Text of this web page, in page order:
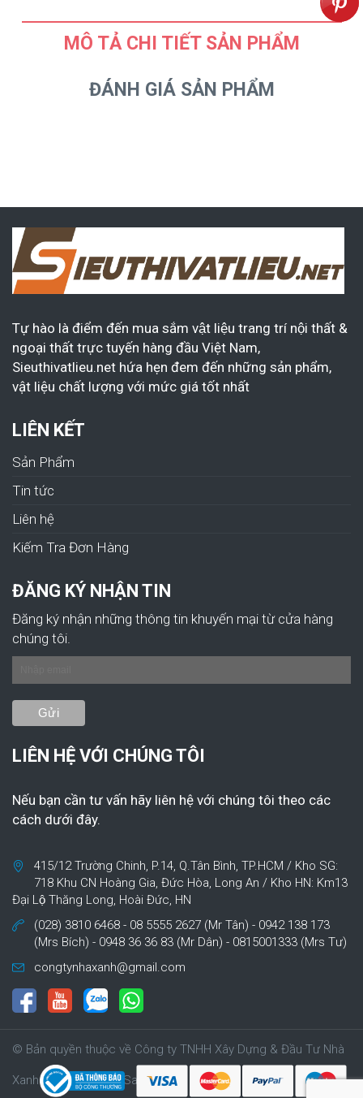
MÔ TẢ CHI TIẾT SẢN PHẨM
ĐÁNH GIÁ SẢN PHẨM
Tự hào là điểm đến mua sắm vật liệu trang trí nội thất &
ngoại thất trực tuyến hàng đầu Việt Nam,
Sieuthivatlieu.net hứa hẹn đem đến những sản phẩm,
vật liệu chất lượng với mức giá tốt nhất
LIÊN KẾT
Sản Phẩm
Tin tức
Liên hệ
Kiếm Tra Đơn Hàng
ĐĂNG KÝ NHẬN TIN
Đăng ký nhận những thông tin khuyến mại từ cửa hàng
chúng tôi.
LIÊN HỆ VỚI CHÚNG TÔI
Nếu bạn cần tư vấn hãy liên hệ với chúng tôi theo các
cách dưới đây.
415/12 Trường Chinh, P.14, Q.Tân Bình, TP.HCM / Kho SG:
718 Khu CN Hoàng Gia, Đức Hòa, Long An / Kho HN: Km13
Đại Lộ Thăng Long, Hoài Đức, HN
(028) 3810 6468 - 08 5555 2627 (Mr Tân) - 0942 138 173
(Mrs Bích) - 0948 36 36 83 (Mr Dân) - 0815001333 (Mrs Tư)
congtynhaxanh@gmail.com
© Bản quyền thuộc về Công ty TNHH Xây Dựng & Đầu Tư Nhà
Xanh | Cung cấp bởi Sapo